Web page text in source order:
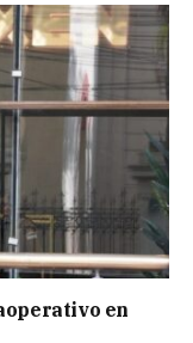
en